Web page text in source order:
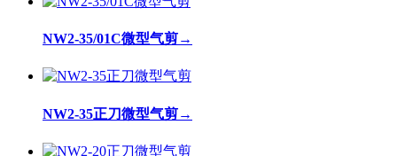
NW2-35/01C微型气剪→
NW2-35正刀微型气剪→